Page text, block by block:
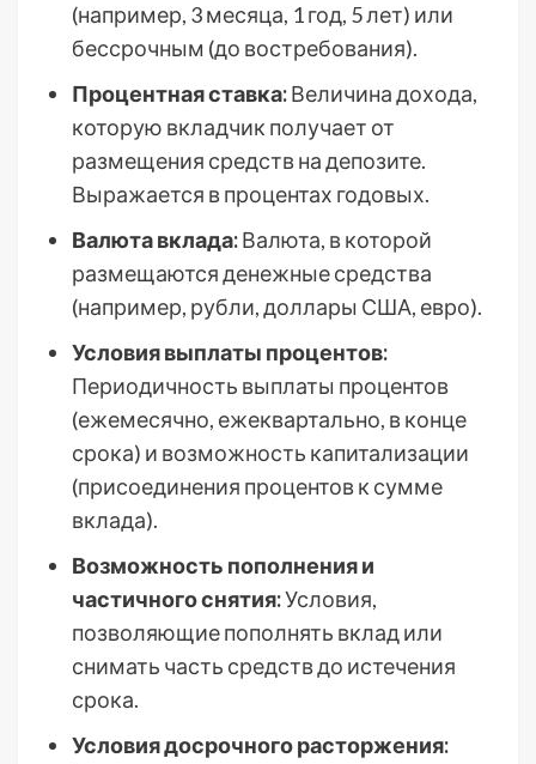
(например, 3 месяца, 1 год, 5 лет) или
бессрочным (до востребования).
Процентная ставка:Величина дохода,
которую вкладчик получает от
размещения средств на депозите.
Выражается в процентах годовых.
Валюта вклада:Валюта, в которой
размещаются денежные средства
(например, рубли, доллары США, евро).
Условия выплаты процентов:
Периодичность выплаты процентов
(ежемесячно, ежеквартально, в конце
срока) и возможность капитализации
(присоединения процентов к сумме
вклада).
Возможность пополнения и
частичного снятия:Условия,
позволяющие пополнять вклад или
снимать часть средств до истечения
срока.
Условия досрочного расторжения: